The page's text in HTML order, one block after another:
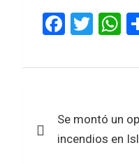
F
ce
o
o
T
tt
A
p
de
Se montó un
incendios en